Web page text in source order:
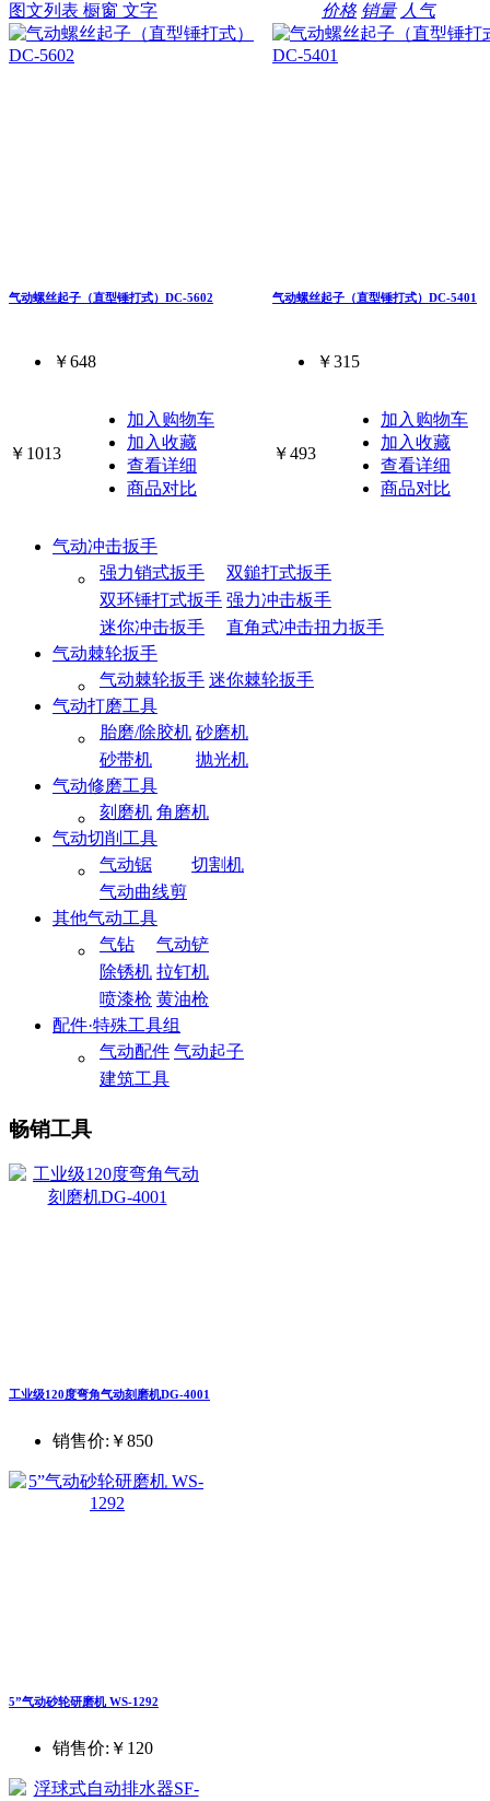
图文列表 橱窗 文字 价格 销量 人气
气动螺丝起子（直型锤打式）DC-5602
￥648
￥1013
加入购物车
加入收藏
查看详细
商品对比
气动螺丝起子（直型锤打式）DC-5401
￥315
￥493
加入购物车
加入收藏
查看详细
商品对比
气动冲击扳手
强力销式扳手
双鎚打式扳手
双环锤打式扳手 强力冲击板手
迷你冲击扳手
直角式冲击扭力扳手
气动棘轮扳手
气动棘轮扳手 迷你棘轮扳手
气动打磨工具
胎磨/除胶机 砂磨机
砂带机
抛光机
气动修磨工具
刻磨机 角磨机
气动切削工具
气动锯
切割机
气动曲线剪
其他气动工具
气钻
气动铲
除锈机 拉钉机
喷漆枪 黄油枪
配件·特殊工具组
气动配件 气动起子
建筑工具
畅销工具
工业级120度弯角气动刻磨机DG-4001
销售价: ￥850
5”气动砂轮研磨机 WS-1292
销售价: ￥120